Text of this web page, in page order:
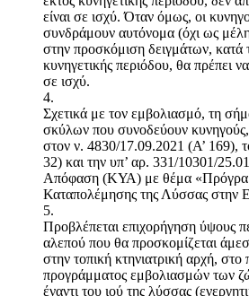
είναι σε ισχύ. Όταν όμως, οι
συνδράμουν αυτόνομα (όχι ως
στην προσκόμιση δειγμάτων, κατά
κυνηγετικής περιόδου, θα πρέπει
σε ισχύ.
4.
Σχετικά με τον εμβολιασμό, τη
σκύλων που συνοδεύουν κυνηγούς,
στον ν. 4830/17.09.2021 (Α’ 169),
32) και την υπ’ αρ. 331/10301/
Απόφαση (ΚΥΑ) με θέμα
Καταπολέμησης της Λύσσας στην
5.
Προβλέπεται επιχορήγηση ύψους
αλεπού που θα προσκομίζεται
στην τοπική κτηνιατρική αρχή, στο
προγράμματος εμβολιασμών των
έναντι του ιού της λύσσας